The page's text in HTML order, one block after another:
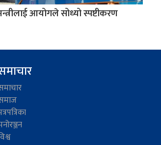
आयोगले सोध्यो स्पष्टीकरण